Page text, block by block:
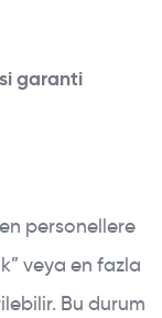
garanti
personellere
veya en fazla
Bu durum